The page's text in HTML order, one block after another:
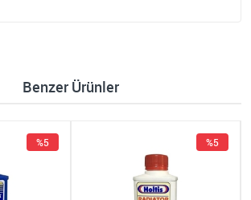
Benzer Ürünler
%5 %5